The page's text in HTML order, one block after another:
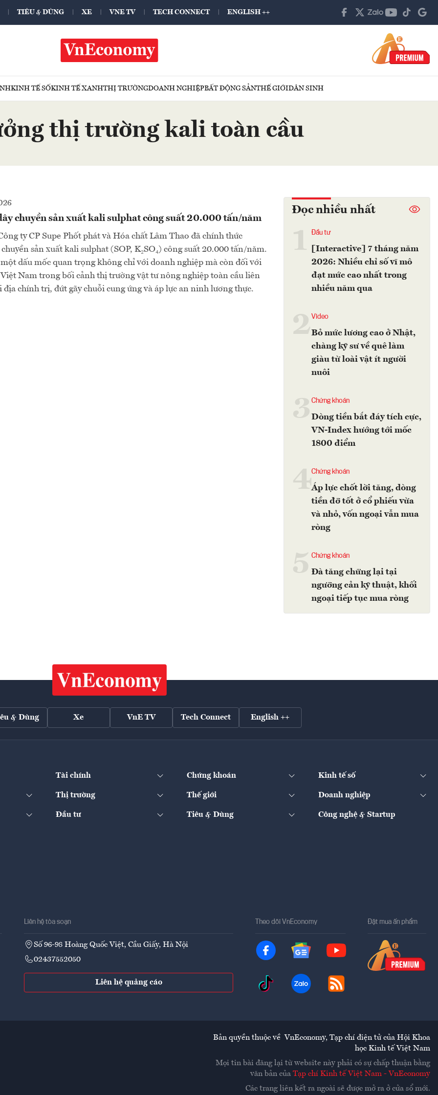
TIÊU & DÙNG XE VNE TV TECH CONNECT ENGLISH ++
KINH TẾ SỐKINH TẾ XANHTHỊ TRƯỜNGDOANH NGHIỆPBẤT ĐỘNG SẢNTHẾ GIỚIDÂN SINH
thị trường kali toàn cầu
chuyền sản xuất kali sulphat công suất 20.000 tấn/năm
ty CP Supe Phốt phát và Hóa chất Lâm Thao đã chính thức
sản xuất kali sulphat (SOP, K₂SO₄) công suất 20.000 tấn/năm.
dấu mốc quan trọng không chỉ với doanh nghiệp mà còn đối với
Nam trong bối cảnh thị trường vật tư nông nghiệp toàn cầu liên
địa chính trị, đứt gãy chuỗi cung ứng và áp lực an ninh lương thực.
Đọc nhiều nhất
Đầu tư
[Interactive] 7 tháng năm
2026: Nhiều chỉ số vĩ mô
đạt mức cao nhất trong
nhiều năm qua
2Video
Bỏ mức lương cao ở Nhật,
chàng kỹ sư về quê làm
giàu từ loài vật ít người
nuôi
Chứng khoán
Dòng tiền bắt đáy tích cực,
VN-Index hướng tới mốc
1800 điểm
4Chứng khoán
Áp lực chốt lời tăng, dòng
tiền đỡ tốt ở cổ phiếu vừa
và nhỏ, vốn ngoại vẫn mua
ròng
Chứng khoán
Đà tăng chững lại tại
ngưỡng cản kỹ thuật, khối
ngoại tiếp tục mua ròng
& Dùng Xe VnE TV Tech Connect English ++
Tài chính Chứng khoán Kinh tế số
Thị trường Thế giới Doanh nghiệp
Đầu tư Tiêu & Dùng Công nghệ & Startup
Liên hệ tòa soạn
Số 96-98 Hoàng Quốc Việt, Cầu Giấy, Hà Nội
02437552050
Liên hệ quảng cáo
Theo dõi VnEconomy Đặt mua ấn phẩm
Bản quyền thuộc về VnEconomy, Tạp chí điện tử của Hội Khoa
học Kinh tế Việt Nam
Mọi tin bài đăng lại từ website này phải có sự chấp thuận bằng
văn bản của Tạp chí Kinh tế Việt Nam - VnEconomy
Các trang liên kết ra ngoài sẽ được mở ra ở cửa sổ mới.